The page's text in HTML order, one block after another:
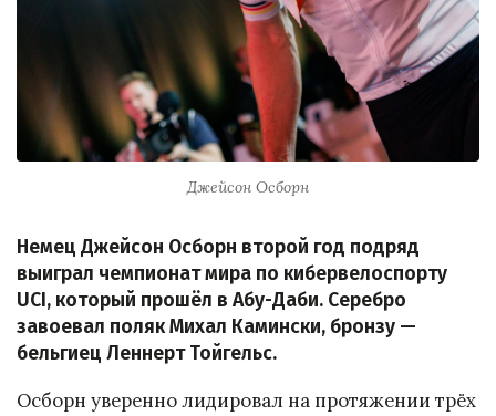
Джейсон Осборн
Немец Джейсон Осборн второй год подряд
выиграл чемпионат мира по кибервелоспорту
UCI, который прошёл в Абу-Даби. Серебро
завоевал поляк Михал Камински, бронзу —
бельгиец Леннерт Тойгельс.
Осборн уверенно лидировал на протяжении трёх